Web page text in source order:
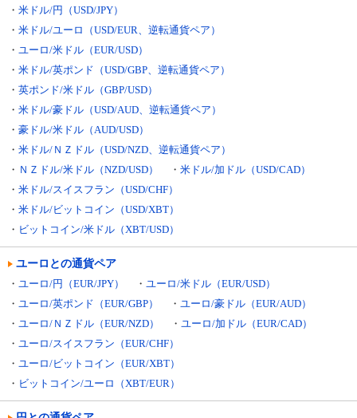
・ 米ドル/円（USD/JPY）
・ 米ドル/ユーロ（USD/EUR、逆転通貨ペア）
・ ユーロ/米ドル（EUR/USD）
・ 米ドル/英ポンド（USD/GBP、逆転通貨ペア）
・ 英ポンド/米ドル（GBP/USD）
・ 米ドル/豪ドル（USD/AUD、逆転通貨ペア）
・ 豪ドル/米ドル（AUD/USD）
・ 米ドル/ＮＺドル（USD/NZD、逆転通貨ペア）
・ ＮＺドル/米ドル（NZD/USD） ・ 米ドル/加ドル（USD/CAD）
・ 米ドル/スイスフラン（USD/CHF）
・ 米ドル/ビットコイン（USD/XBT）
・ ビットコイン/米ドル（XBT/USD）
ユーロとの通貨ペア
・ ユーロ/円（EUR/JPY） ・ ユーロ/米ドル（EUR/USD）
・ ユーロ/英ポンド（EUR/GBP） ・ ユーロ/豪ドル（EUR/AUD）
・ ユーロ/ＮＺドル（EUR/NZD） ・ ユーロ/加ドル（EUR/CAD）
・ ユーロ/スイスフラン（EUR/CHF）
・ ユーロ/ビットコイン（EUR/XBT）
・ ビットコイン/ユーロ（XBT/EUR）